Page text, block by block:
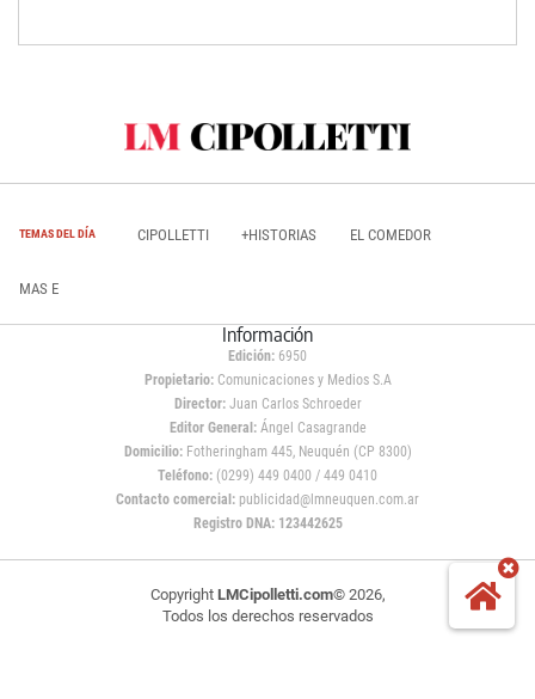
TEMAS DEL DÍA CIPOLLETTI +HISTORIAS EL COMEDOR
MAS E
Información
Edición: 6950
Propietario:Comunicaciones y Medios S.A
Director: Juan Carlos Schroeder
Editor General:Ángel Casagrande
Domicilio:Fotheringham 445, Neuquén (CP 8300)
Teléfono: (0299) 449 0400 / 449 0410
Contacto comercial: publicidad@lmneuquen.com.ar
Registro DNA: 123442625
Copyright LMCipolletti.com© 2026,
Todos los derechos reservados